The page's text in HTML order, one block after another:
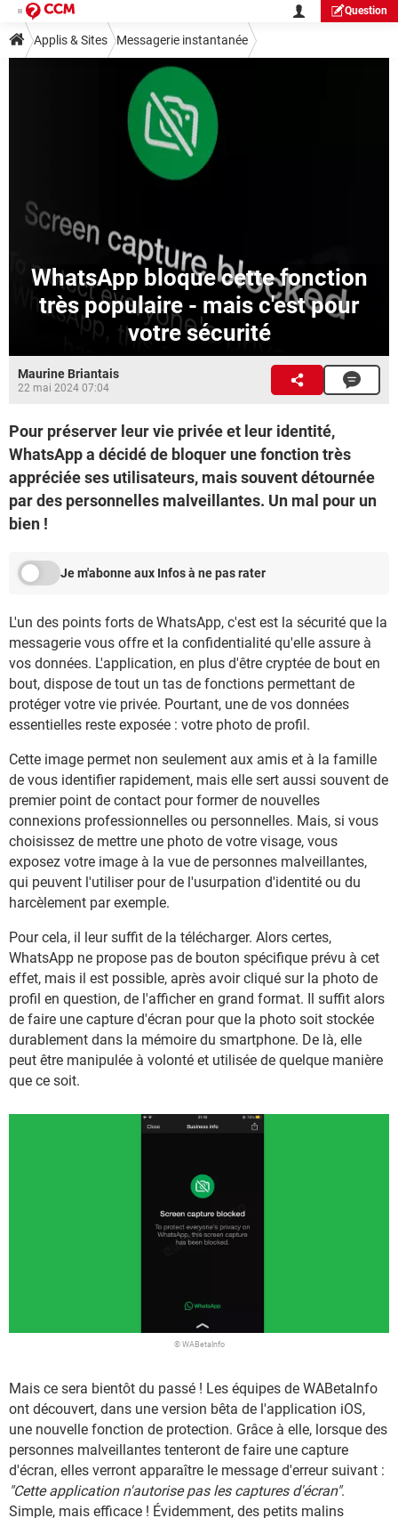
Question
Applis & Sites Messagerie instantanée
WhatsApp bloque cette fonction
très populaire - mais c'est pour
votre sécurité
Maurine Briantais
22 mai 2024 07:04
Pour préserver leur vie privée et leur identité,
WhatsApp a décidé de bloquer une fonction très
appréciée ses utilisateurs, mais souvent détournée
par des personnelles malveillantes. Un mal pour un
bien !
Je m'abonne aux Infos à ne pas rater
L'un des points forts de WhatsApp, c'est est la sécurité que la
messagerie vous offre et la confidentialité qu'elle assure à
vos données. L'application, en plus d'être cryptée de bout en
bout, dispose de tout un tas de fonctions permettant de
protéger votre vie privée. Pourtant, une de vos données
essentielles reste exposée : votre photo de profil.
Cette image permet non seulement aux amis et à la famille
de vous identifier rapidement, mais elle sert aussi souvent de
premier point de contact pour former de nouvelles
connexions professionnelles ou personnelles. Mais, si vous
choisissez de mettre une photo de votre visage, vous
exposez votre image à la vue de personnes malveillantes,
qui peuvent l'utiliser pour de l'usurpation d'identité ou du
harcèlement par exemple.
Pour cela, il leur suffit de la télécharger. Alors certes,
WhatsApp ne propose pas de bouton spécifique prévu à cet
effet, mais il est possible, après avoir cliqué sur la photo de
profil en question, de l'afficher en grand format. Il suffit alors
de faire une capture d'écran pour que la photo soit stockée
durablement dans la mémoire du smartphone. De là, elle
peut être manipulée à volonté et utilisée de quelque manière
que ce soit.
© WABetaInfo
Mais ce sera bientôt du passé ! Les équipes de WABetaInfo
ont découvert, dans une version bêta de l'application iOS,
une nouvelle fonction de protection. Grâce à elle, lorsque des
personnes malveillantes tenteront de faire une capture
d'écran, elles verront apparaître le message d'erreur suivant :
"Cette application n'autorise pas les captures d'écran".
Simple, mais efficace ! Évidemment, des petits malins